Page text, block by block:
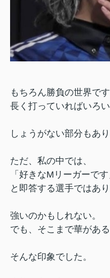
もちろん勝負の世界です
長く打っていればいろ
しょうがない部分もあり
ただ、私の中では、
「好きなMリーガーです
と即答する選手ではあ
強いのかもしれない。
でも、そこまで華があ
そんな印象でした。